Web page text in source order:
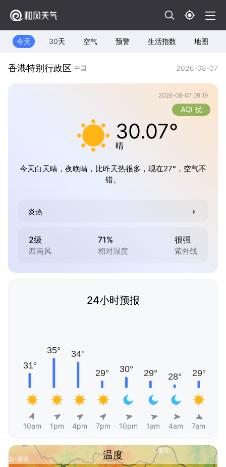
今天 30天 空气 预警 生活指数 地图
香港特别行政区 中国 2026-08-07
2026-08-07 09:19
30.07°
晴
AQI 优
今天白天晴，夜晚晴，比昨天热很多，现在27°，空气不
错。
炎热
2级
西南风
71%
相对湿度
很强
紫外线
24小时预报
10am 1pm 4pm 7pm 10pm 1am 4am 7am
温度